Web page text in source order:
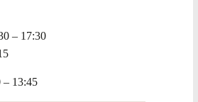
– 17:30
– 13:45